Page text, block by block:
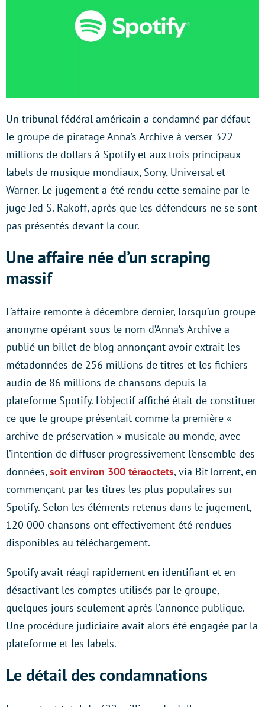
Un tribunal fédéral américain a condamné par défaut
le groupe de piratage Anna’s Archive à verser 322
millions de dollars à Spotify et aux trois principaux
labels de musique mondiaux, Sony, Universal et
Warner. Le jugement a été rendu cette semaine par le
juge Jed S. Rakoff, après que les défendeurs ne se sont
pas présentés devant la cour.
Une affaire née d’un scraping
massif
L’affaire remonte à décembre dernier, lorsqu’un groupe
anonyme opérant sous le nom d’Anna’s Archive a
publié un billet de blog annonçant avoir extrait les
métadonnées de 256 millions de titres et les fichiers
audio de 86 millions de chansons depuis la
plateforme Spotify. L’objectif affiché était de constituer
ce que le groupe présentait comme la première «
archive de préservation » musicale au monde, avec
l’intention de diffuser progressivement l’ensemble des
données,soit environ 300 téraoctets, via BitTorrent, en
commençant par les titres les plus populaires sur
Spotify. Selon les éléments retenus dans le jugement,
120 000 chansons ont effectivement été rendues
disponibles au téléchargement.
Spotify avait réagi rapidement en identifiant et en
désactivant les comptes utilisés par le groupe,
quelques jours seulement après l’annonce publique.
Une procédure judiciaire avait alors été engagée par la
plateforme et les labels.
Le détail des condamnations